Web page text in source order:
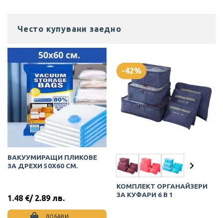
Често купувани заедно
ВАКУУМИРАЩИ ПЛИКОВЕ
ЗА ДРЕХИ 50Х60 СМ.
1.48 €/ 2.89 лв.
ДОБАВИ
-42%
КОМПЛЕКТ ОРГАНАЙЗЕРИ
ЗА КУФАРИ 6 В 1